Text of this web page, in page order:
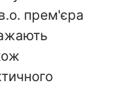
прем'єра